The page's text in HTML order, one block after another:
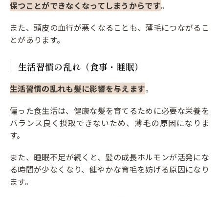
保つことができなくなってしまうからです。
また、頭皮の血行が悪くなることも、薄毛につながるこ
とがあります。
生活習慣の乱れ（食事・睡眠）
生活習慣の乱れも髪に影響を与えます。
偏った食生活は、健康な髪を育てるために必要な栄養を
バランス良く摂取できないため、薄毛の原因になりま
す。
また、睡眠不足が続くと、髪の成長ホルモンが活発にな
る時間が少なくなり、健やかな育毛を妨げる原因になり
ます。